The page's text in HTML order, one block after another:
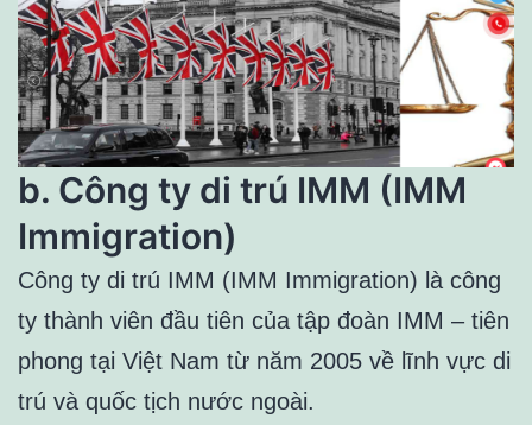
b. Công ty di trú IMM (IMM
Immigration)
Công ty di trú IMM (IMM Immigration) là công
ty thành viên đầu tiên của tập đoàn IMM – tiên
phong tại Việt Nam từ năm 2005 về lĩnh vực di
trú và quốc tịch nước ngoài.